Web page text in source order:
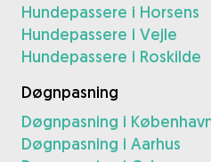
Hundepassere i Horsens
Hundepassere i Vejle
Hundepassere i Roskilde
Døgnpasning
Døgnpasning i
Døgnpasning i Aarhus